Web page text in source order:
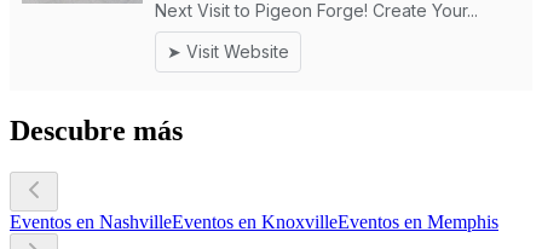
Descubre más
Eventos en NashvilleEventos en KnoxvilleEventos en Memphis